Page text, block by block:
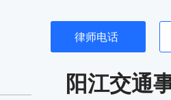
律师电话
阳江交通